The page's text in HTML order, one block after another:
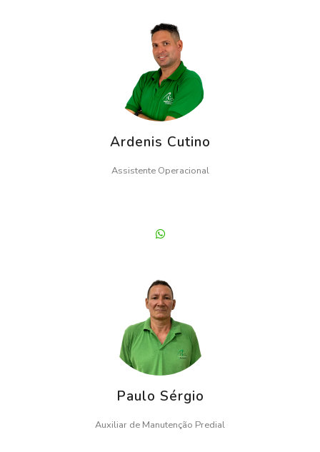
Ardenis Cutino
Assistente Operacional
Paulo Sérgio
Auxiliar de Manutenção Predial